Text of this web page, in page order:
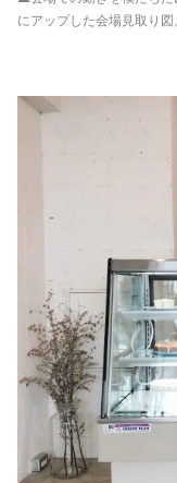
にアップした会場見取り図